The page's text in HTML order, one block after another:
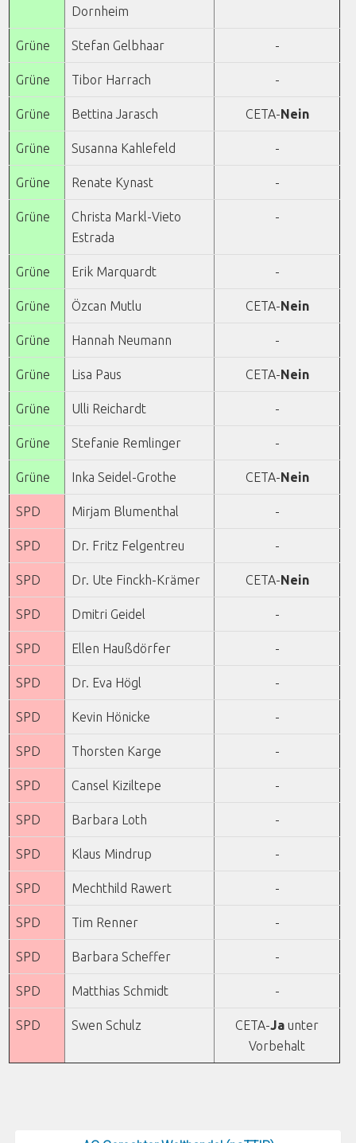
Dornheim
Grüne Stefan Gelbhaar -
Grüne Tibor Harrach -
Grüne Bettina Jarasch CETA-Nein
Grüne Susanna Kahlefeld -
Grüne Renate Kynast -
Grüne
Christa Markl-Vieto
Estrada
-
Grüne Erik Marquardt -
Grüne Özcan Mutlu CETA-Nein
Grüne Hannah Neumann -
Grüne Lisa Paus CETA-Nein
Grüne Ulli Reichardt -
Grüne Stefanie Remlinger -
Grüne Inka Seidel-Grothe CETA-Nein
SPD Mirjam Blumenthal -
SPD Dr. Fritz Felgentreu -
SPD Dr. Ute Finckh-Krämer CETA-Nein
SPD Dmitri Geidel -
SPD Ellen Haußdörfer -
SPD Dr. Eva Högl -
SPD Kevin Hönicke -
SPD Thorsten Karge -
SPD Cansel Kiziltepe -
SPD Barbara Loth -
SPD Klaus Mindrup -
SPD Mechthild Rawert -
SPD Tim Renner -
SPD Barbara Scheffer -
SPD Matthias Schmidt -
SPD Swen Schulz CETA-Ja unter
Vorbehalt